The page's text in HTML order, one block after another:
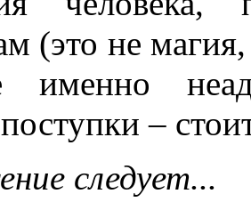
(это не
именно
–
следует...